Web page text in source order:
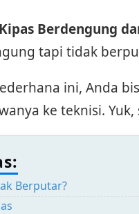
Berdengung
tapi tidak
ini, Anda
ke teknisi.
Berputar?